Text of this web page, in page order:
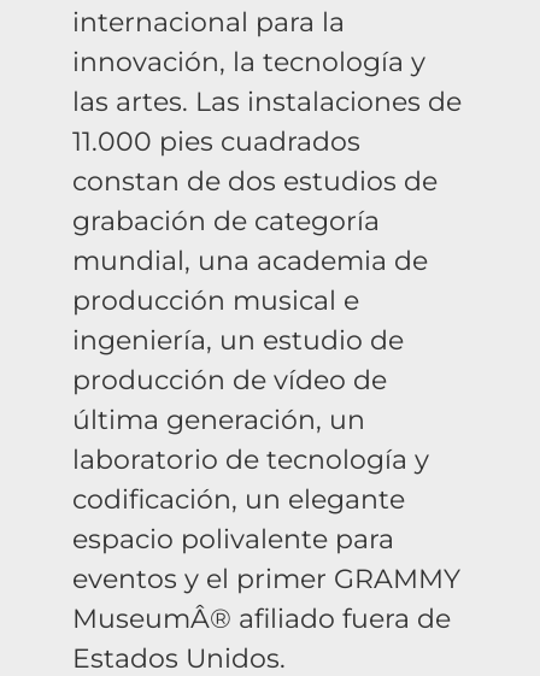
internacional para la
innovación, la tecnología y
las artes. Las instalaciones de
11.000 pies cuadrados
constan de dos estudios de
grabación de categoría
mundial, una academia de
producción musical e
ingeniería, un estudio de
producción de vídeo de
última generación, un
laboratorio de tecnología y
codificación, un elegante
espacio polivalente para
eventos y el primer GRAMMY
MuseumÂ® afiliado fuera de
Estados Unidos.